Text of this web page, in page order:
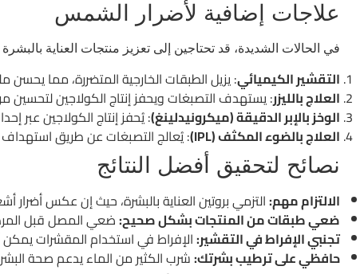
علاجات إضافية لأضرار الشمس
في الحالات الشديدة، قد تحتاجين إلى تعزيز منتجات العناية
التقشير الكيميائي: يزيل الطبقات الخارجية المتضررة، مما يحسن
العلاج بالليزر: يستهدف التصبغات ويحفز إنتاج الكولاجين لتحسين
الوخز بالإبر الدقيقة (ميكرونيدلينغ): يُحفز إنتاج الكولاجين عبر
العلاج بالضوء المكثف (IPL)
: يُعالج التصبغات عن طريق استهداف
نصائح لتحقيق أفضل النتائج
الالتزام مهم:التزمي بروتين العناية بالبشرة، حيث إن عكس
ضعي طبقات من المنتجات بشكل صحيح:ضعي المصل قبل
تجنبي الإفراط في التقشير:الإفراط في استخدام المقشرات
حافظي على ترطيب بشرتك:شرب الكثير من الماء يدعم صحة